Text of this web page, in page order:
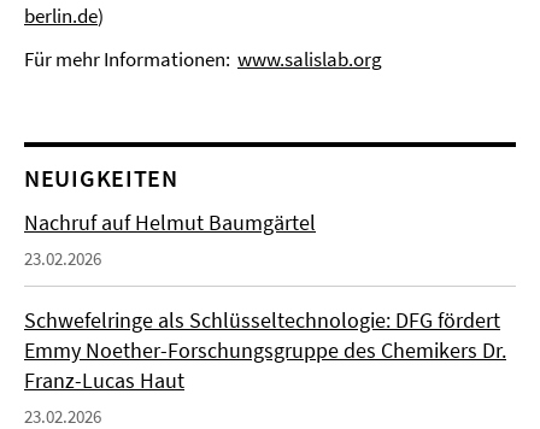
berlin.de)
Für mehr Informationen: www.salislab.org
NEUIGKEITEN
Nachruf auf Helmut Baumgärtel
23.02.2026
Schwefelringe als Schlüsseltechnologie: DFG fördert
Emmy Noether-Forschungsgruppe des Chemikers Dr.
Franz-Lucas Haut
23.02.2026